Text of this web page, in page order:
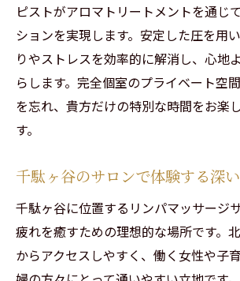
ピストがアロマトリートメントを通じ
ションを実現します。安定した圧を用
りやストレスを効率的に解消し、心地
らします。完全個室のプライベート空
を忘れ、貴方だけの特別な時間をお楽
す。
千駄ヶ谷のサロンで体験する深
千駄ヶ谷に位置するリンパマッサージ
疲れを癒すための理想的な場所です。
からアクセスしやすく、働く女性や子